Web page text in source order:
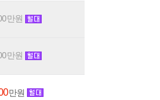
만원
만원
만원